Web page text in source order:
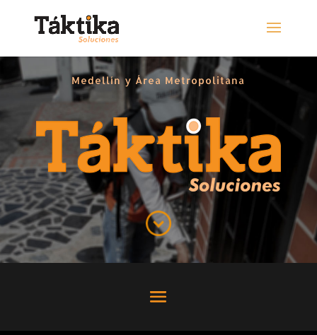
Medellín y Área Metropolitana